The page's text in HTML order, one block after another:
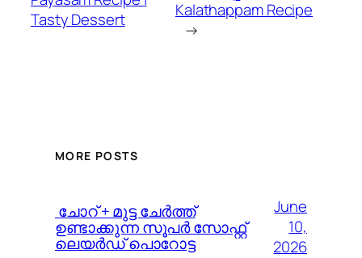
Tasty Dessert
Kalathappam Recipe
→
MORE POSTS
️ ചോറ് + മുട്ട ചേർത്ത്
ഉണ്ടാക്കുന്ന സൂപർ സോഫ്റ്റ്
ലെയർഡ് പൊറോട്ട
June
10,
2026